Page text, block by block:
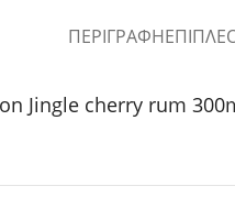
ΠΕΡΙΓΡΑΦΉ
Jingle cherry rum